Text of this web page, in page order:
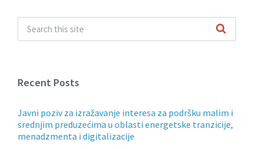
Recent Posts
Javni poziv za izražavanje interesa za podršku malim i
srednjim preduzećima u oblasti energetske tranzicije,
menadzmenta i digitalizacije